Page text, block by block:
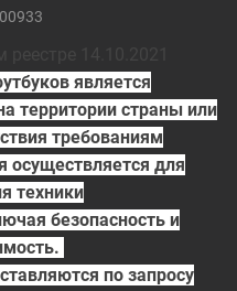
является
территории страны или
требованиям
осуществляется для
техники
безопасность и
по запросу